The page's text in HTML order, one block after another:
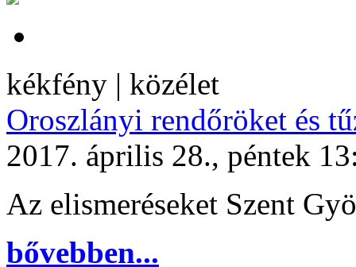
kékfény | közélet
Oroszlányi rendőröket és
2017. április 28., péntek
Az elismeréseket Szent
bővebben...